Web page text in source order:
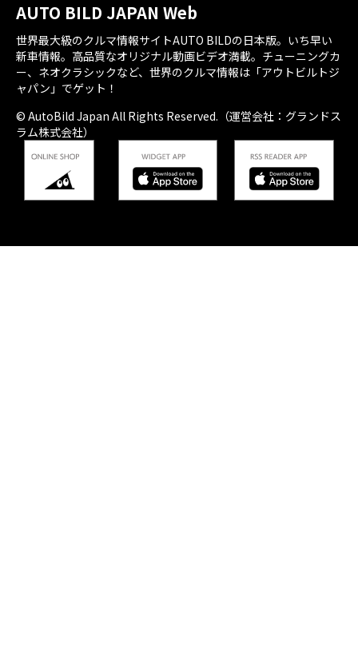
AUTO BILD JAPAN Web
世界最大級のクルマ情報サイトAUTO BILDの日本版。いち早い
新車情報。高品質なオリジナル動画ビデオ満載。チューニングカ
ー、ネオクラシックなど、世界のクルマ情報は「アウトビルトジ
ャパン」でゲット！
© AutoBild Japan All Rights Reserved.（運営会社：グランドス
ラム株式会社）